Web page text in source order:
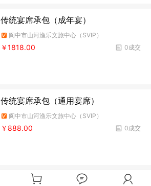
传统宴席承包（成年宴）
阆中市山河渔乐文旅中心（SVIP）
0成交
￥1818.00
传统宴席承包（通用宴席）
阆中市山河渔乐文旅中心（SVIP）
0成交
￥888.00